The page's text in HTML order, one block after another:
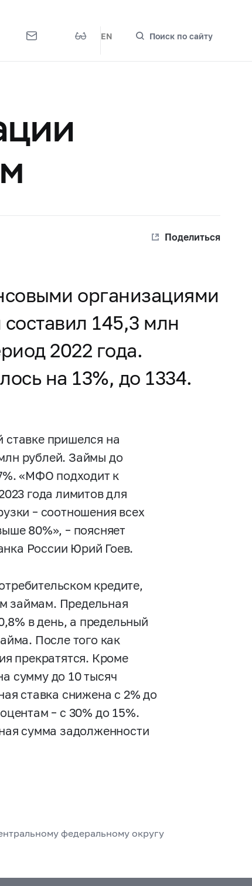
EN Поиск по сайту
Поделиться
организациями
145,3 млн
2022 года.
на 13%, до 1334.
ставке пришелся на
рублей. Займы до
«МФО подходит к
года лимитов для
– соотношения всех
80%», – поясняет
России Юрий Гоев.
кредите,
займам. Предельная
в день, а предельный
После того как
прекратятся. Кроме
сумму до 10 тысяч
ставка снижена с 2% до
– с 30% до 15%.
сумма задолженности
федеральному округу